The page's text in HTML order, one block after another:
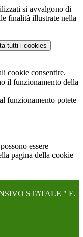
si avvalgono di
finalità illustrate nella
tutti i cookies
cookie consentire.
il funzionamento della
funzionamento potete
essere
pagina della cookie
STATALE " E.